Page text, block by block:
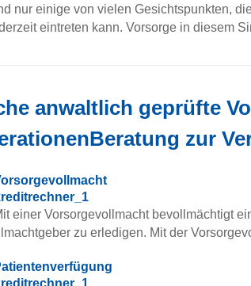
nur einige von vielen Gesichtspunkten,
eintreten kann. Vorsorge in diesem
anwaltlich geprüfte
zur
einer Vorsorgevollmacht bevollmächtigt
zu erledigen. Mit der